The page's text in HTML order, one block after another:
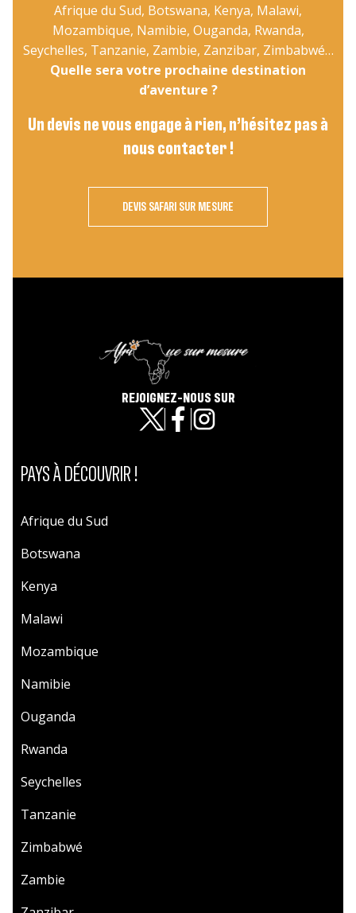
Afrique du Sud, Botswana, Kenya, Malawi,
Mozambique, Namibie, Ouganda, Rwanda,
Seychelles, Tanzanie, Zambie, Zanzibar, Zimbabwé…
Quelle sera votre prochaine destination
d’aventure ?
Un devis ne vous engage à rien, n’hésitez pas à
nous contacter !
DEVIS SAFARI SUR MESURE
REJOIGNEZ-NOUS SUR
PAYS À DÉCOUVRIR !
Afrique du Sud
Botswana
Kenya
Malawi
Mozambique
Namibie
Ouganda
Rwanda
Seychelles
Tanzanie
Zimbabwé
Zambie